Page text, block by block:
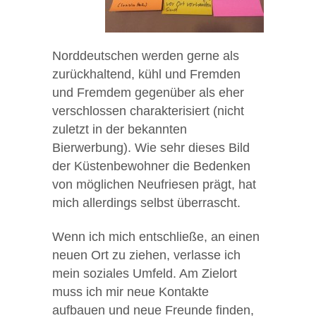
Norddeutschen werden gerne als
zurückhaltend, kühl und Fremden
und Fremdem gegenüber als eher
verschlossen charakterisiert (nicht
zuletzt in der bekannten
Bierwerbung). Wie sehr dieses Bild
der Küstenbewohner die Bedenken
von möglichen Neufriesen prägt, hat
mich allerdings selbst überrascht.
Wenn ich mich entschließe, an einen
neuen Ort zu ziehen, verlasse ich
mein soziales Umfeld. Am Zielort
muss ich mir neue Kontakte
aufbauen und neue Freunde finden,